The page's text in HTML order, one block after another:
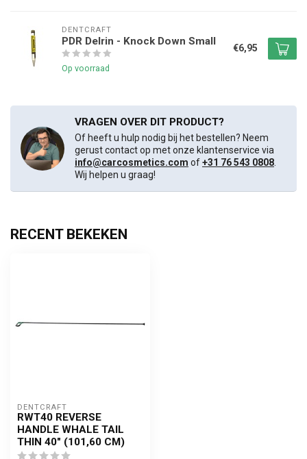
DENTCRAFT
PDR Delrin - Knock Down Small
Op voorraad
€6,95
VRAGEN OVER DIT PRODUCT?
Of heeft u hulp nodig bij het bestellen? Neem
gerust contact op met onze klantenservice via
info@carcosmetics.com of+31 76 543 0808
Wij helpen u graag!
RECENT BEKEKEN
DENTCRAFT
RWT40 REVERSE
HANDLE WHALE TAIL
THIN 40" (101,60 CM)